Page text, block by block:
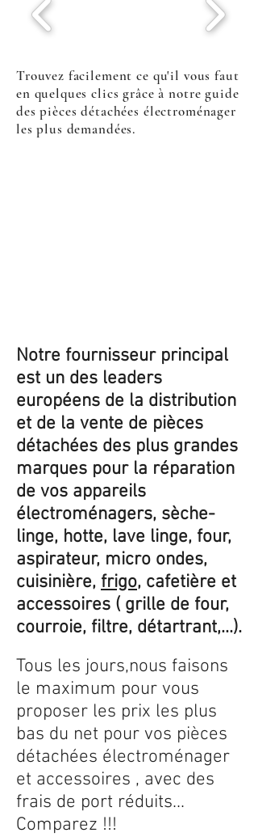
Trouvez facilement ce qu'il vous faut
en quelques clics grâce à notre guide
des pièces détachées électroménager
les plus demandées.
Notre fournisseur principal
est un des leaders
européens de la distribution
et de la vente de pièces
détachées des plus grandes
marques pour la réparation
de vos appareils
électroménagers, sèche-
linge, hotte, lave linge, four,
aspirateur, micro ondes,
cuisinière, frigo, cafetière et
accessoires ( grille de four,
courroie, filtre, détartrant,...).
Tous les jours,nous faisons
le maximum pour vous
proposer les prix les plus
bas du net pour vos pièces
détachées électroménager
et accessoires , avec des
frais de port réduits...
Comparez !!!